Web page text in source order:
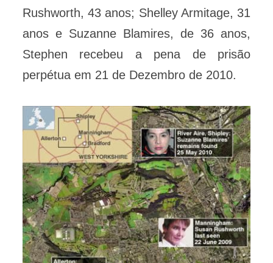
Rushworth, 43 anos; Shelley Armitage, 31
anos e Suzanne Blamires, de 36 anos,
Stephen recebeu a pena de prisão
perpétua em 21 de Dezembro de 2010.